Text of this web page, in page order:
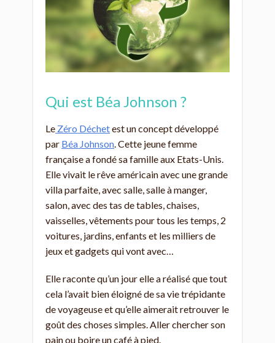
Qui est Béa Johnson ?
Le Zéro Déchetest un concept développé
par Béa Johnson. Cette jeune femme
française a fondé sa famille aux Etats-Unis.
Elle vivait le rêve américain avec une grande
villa parfaite, avec salle, salle à manger,
salon, avec des tas de tables, chaises,
vaisselles, vêtements pour tous les temps, 2
voitures, jardins, enfants et les milliers de
jeux et gadgets qui vont avec…
Elle raconte qu’un jour elle a réalisé que tout
cela l’avait bien éloigné de sa vie trépidante
de voyageuse et qu’elle aimerait retrouver le
goût des choses simples. Aller chercher son
pain ou boire un café à pied.